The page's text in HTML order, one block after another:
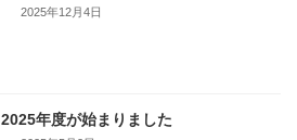
2025年12月4日
2025年度が始まりました